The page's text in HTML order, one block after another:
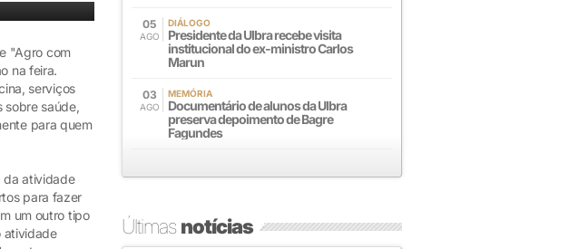
"Agro com
na feira.
serviços
sobre saúde,
para quem
da atividade
para fazer
um outro tipo
atividade
05
AGO
DIÁLOGO
Presidente da Ulbra recebe visita
institucional do ex-ministro Carlos
Marun
03
AGO
MEMÓRIA
Documentário de alunos da Ulbra
preserva depoimento de Bagre
Fagundes
Últimasnotícias